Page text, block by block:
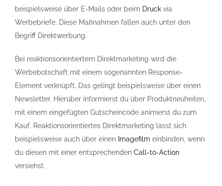
beispielsweise über E-Mails oder beim Druck via
Werbebriefe. Diese Maßnahmen fallen auch unter den
Begriff Direktwerbung.
Bei reaktionsorientiertem Direktmarketing wird die
Werbebotschaft mit einem sogenannten Response-
Element verknüpft. Das gelingt beispielsweise über einen
Newsletter. Hierüber informierst du über Produktneuheiten,
mit einem eingefügten Gutscheincode animierst du zum
Kauf. Reaktionsorientiertes Direktmarketing lässt sich
beispielsweise auch über einen Imagefilm einbinden, wenn
du diesen mit einer entsprechenden Call-to-Action
versiehst.